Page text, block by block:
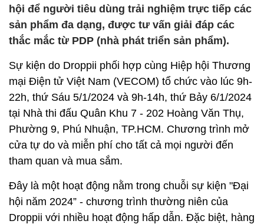
hội để người tiêu dùng trải nghiệm trực tiếp các
sản phẩm đa dạng, được tư vấn giải đáp các
thắc mắc từ PDP (nhà phát triển sản phẩm).
Sự kiện do Droppii phối hợp cùng Hiệp hội Thương
mại Điện tử Việt Nam (VECOM) tổ chức vào lúc 9h-
22h, thứ Sáu 5/1/2024 và 9h-14h, thứ Bảy 6/1/2024
tại Nhà thi đấu Quân Khu 7 - 202 Hoàng Văn Thụ,
Phường 9, Phú Nhuận, TP.HCM. Chương trình mở
cửa tự do và miễn phí cho tất cả mọi người đến
tham quan và mua sắm.
Đây là một hoạt động nằm trong chuỗi sự kiện "Đại
hội năm 2024” - chương trình thường niên của
Droppii với nhiều hoạt động hấp dẫn. Đặc biệt, hàng